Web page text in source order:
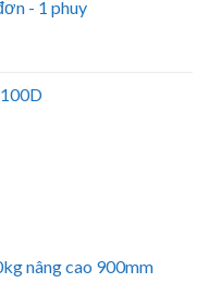
- 1 phuy
nâng cao 900mm